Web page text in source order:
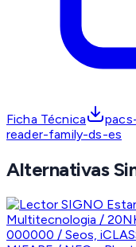
Ficha Técnica
reader-family-ds-es
Alternativas